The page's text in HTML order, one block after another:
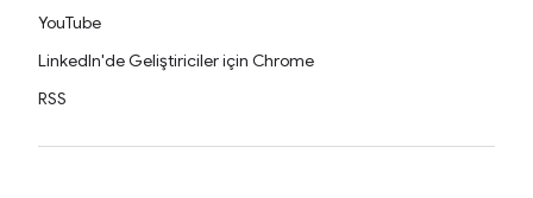
YouTube
LinkedIn'de Geliştiriciler için Chrome
RSS